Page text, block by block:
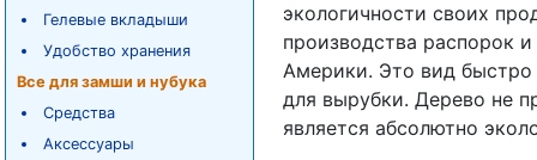
Гелевые вкладыши
Удобство хранения
Все для замши и нубука
Средства
Аксессуары
экологичности своих
производства распорок
Америки. Это вид быстро
для вырубки. Дерево не
является абсолютно